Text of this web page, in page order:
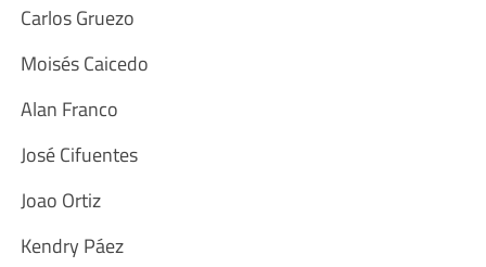
Carlos Gruezo
Moisés Caicedo
Alan Franco
José Cifuentes
Joao Ortiz
Kendry Páez